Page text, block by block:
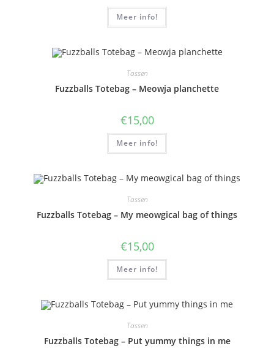
Meer info!
Tassen
Fuzzballs Totebag – Meowja planchette
€15,00
Meer info!
Tassen
Fuzzballs Totebag – My meowgical bag of things
€15,00
Meer info!
Tassen
Fuzzballs Totebag – Put yummy things in me